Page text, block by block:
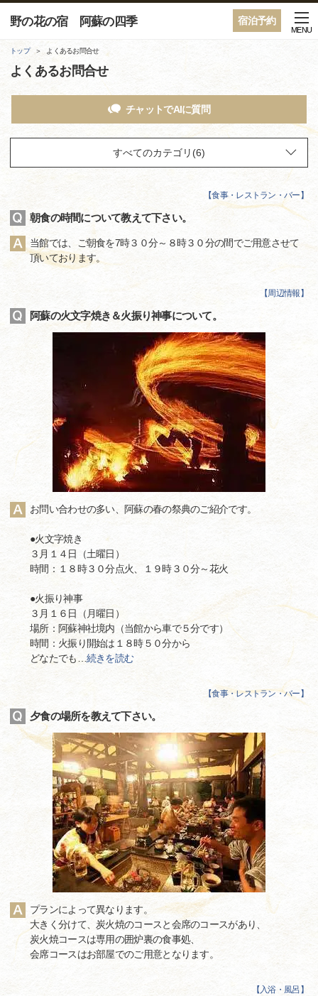
宿泊予約
野の花の宿 阿蘇の四季
MENU
トップ よくあるお問合せ
よくあるお問合せ
チャットでAIに質問
【食事・レストラン・バー 】
朝食の時間について教えて下さい。
当館では、ご朝食を7時３０分～８時３０分の間でご用意させて
頂いております。
【周辺情報 】
阿蘇の火文字焼き＆火振り神事について。
お問い合わせの多い、阿蘇の春の祭典のご紹介です。
●火文字焼き
３月１４日（土曜日）
時間：１８時３０分点火、１９時３０分～花火
●火振り神事
３月１６日（月曜日）
場所：阿蘇神社境内（当館から車で５分です）
時間：火振り開始は１８時５０分から
どなたでも…続きを読む
【食事・レストラン・バー 】
夕食の場所を教えて下さい。
プランによって異なります。
大きく分けて、炭火焼のコースと会席のコースがあり、
炭火焼コースは専用の囲炉裏の食事処、
会席コースはお部屋でのご用意となります。
【 入浴・風呂 】